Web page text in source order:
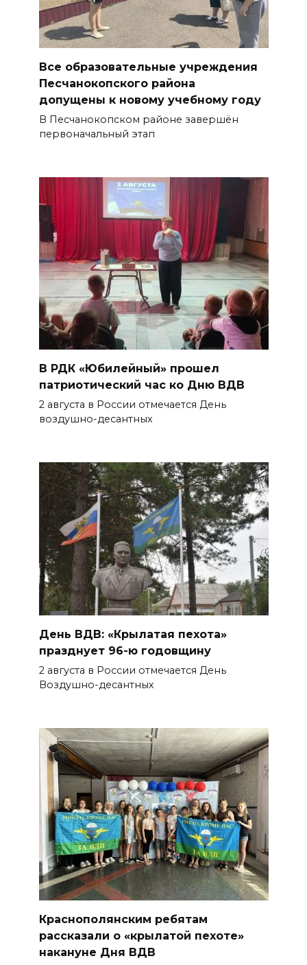
06 августа 2026 14:28
Таганрогский театр: пока
опущен занавес
БОЛЬШЕ НОВОСТЕЙ
Все образовательные учреждения
Песчанокопского района
допущены к новому учебному году
В Песчанокопском районе завершён
первоначальный этап
В РДК «Юбилейный» прошел
патриотический час ко Дню ВДВ
2 августа в России отмечается День
воздушно-десантных
День ВДВ: «Крылатая пехота»
празднует 96-ю годовщину
2 августа в России отмечается День
Воздушно-десантных
Краснополянским ребятам
рассказали о «крылатой пехоте»
накануне Дня ВДВ